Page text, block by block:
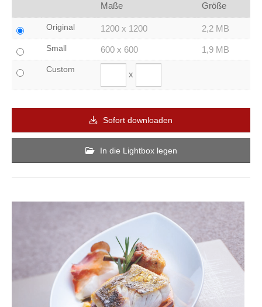
Maße Größe
Original 1200 x 1200 2,2 MB
Small 600 x 600 1,9 MB
Custom x
Sofort downloaden
In die Lightbox legen